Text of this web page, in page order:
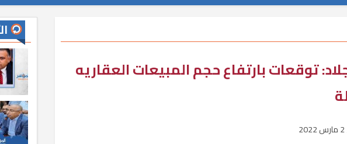
توقعات بارتفاع حجم المبيعات العقاريه